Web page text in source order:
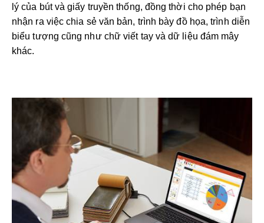
lý của bút và giấy truyền thống, đồng thời cho phép bạn
nhận ra việc chia sẻ văn bản, trình bày đồ họa, trình diễn
biểu tượng cũng như chữ viết tay và dữ liệu đám mây
khác.